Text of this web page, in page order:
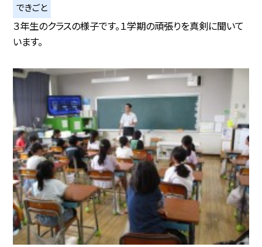
できごと
３年生のクラスの様子です。１学期の頑張りを真剣に聞いて
います。